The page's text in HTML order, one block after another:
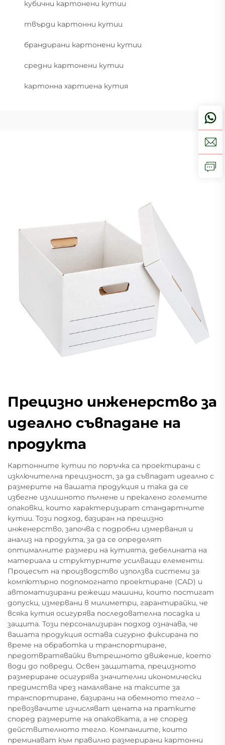
кубични картонени кутии
твърди картонни кутии
брандирани картонени кутии
средни картонени кутии
картонна хартиена кутия
Прецизно инженерство за
идеално съвпадане на
продукта
Картонните кутии по поръчка са проектирани с
изключителна прецизност, за да съвпадат идеално с
размерите на вашата продукция и така да се
избегне излишното пълнене и прекалено големите
опаковки, които характеризират стандартните
кутии. Този подход, базиран на прецизно
инженерство, започва с подробни измервания и
анализ на продукта, за да се определят
оптималните размери на кутията, дебелината на
материала и структурните усилващи елементи.
Процесът на производство използва системи за
компютърно подпомогнато проектиране (CAD) и
автоматизирани режещи машини, които постигат
допуски, измервани в милиметри, гарантирайки, че
всяка кутия осигурява последователна посадка и
защита. Този персонализиран подход означава, че
вашата продукция остава сигурно фиксирана по
време на обработка и транспортиране,
предотвратявайки вътрешното движение, което
води до повреди. Освен защитата, прецизното
размериране осигурява значителни икономически
предимства чрез намаляване на таксите за
транспортиране, базирани на обемното тегло –
превозвачите изчисляват цената на пратките
според размерите на опаковката, а не според
действителното тегло. Компаниите, които
преминават към правилно размерирани картонни